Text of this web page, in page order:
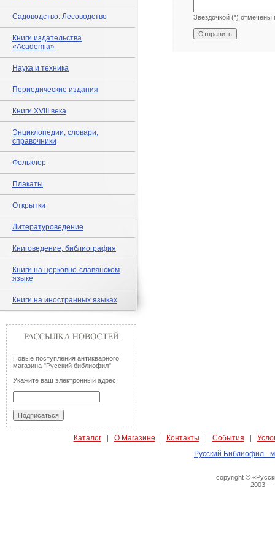
Садоводство. Лесоводство
Книги издательства
«Academia»
Наука и техника
Периодические издания
Книги XVIII века
Энциклопедии, словари,
справочники
Фольклор
Плакаты
Открытки
Литературоведение
Книговедение, библиография
Книги на церковно-славянском
языке
Книги на иностранных языках
Новые поступления антикварного
магазина "Русский библиофил"
Укажите ваш электронный адрес:
Звездочкой (*) отмечены
Каталог| О Магазине | Контакты | События |
Русский Библиофил -
copyright ©
2003 —